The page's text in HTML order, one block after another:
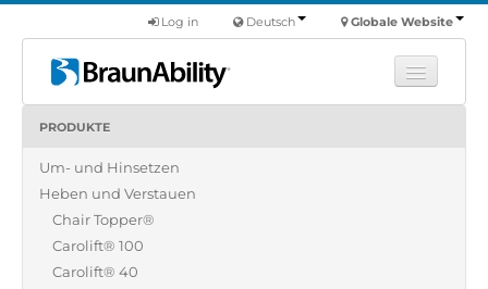
Globale Website
Deutsch
Log in
Produkte
Über uns
PRODUKTE
Um- und Hinsetzen
Heben und Verstauen
Chair Topper®
Carolift® 100
Carolift® 40